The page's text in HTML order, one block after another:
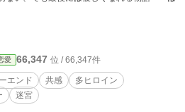
愛 66,347 位 / 66,347件
エンド 共感
多ヒロイン
迷宮